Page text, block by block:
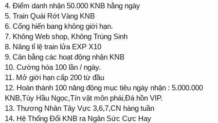
4. Điểm danh nhận 50.000 KNB hằng ngày
5. Train Quái Rớt Vàng KNB
6. Cống hiến bang không giới hạn.
7. Không Web shop, Không Trùng Sinh
8. Nâng tỉ lệ train lửa EXP X10
9. Cân bằng các hoạt động nhận KNB
10. Cường hóa 100 lần / ngày.
11. Mở giới hạn cấp 200 từ đầu
12. Hoàn thành 100 năng động mục tiêu ngày nhận : 5.000.000
KNB,Tùy Hầu Ngọc,Tín vật môn phái,Đá hồn VIP.
13. Thương Nhân Tây Vực 3,6,7,CN hàng tuần
14. Hệ Thống Đổi KNB ra Ngân Sức Cực Hay